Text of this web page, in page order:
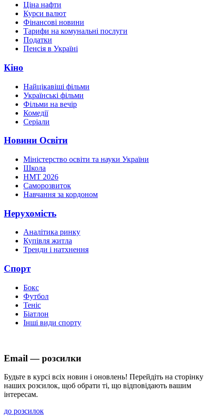
Ціна нафти
Курси валют
Фінансові новини
Тарифи на комунальні послуги
Податки
Пенсія в Україні
Кіно
Найцікавіші фільми
Українські фільми
Фільми на вечір
Комедії
Серіали
Новини Освіти
Міністерство освіти та науки України
Школа
НМТ 2026
Саморозвиток
Навчання за кордоном
Нерухомість
Аналітика ринку
Купівля житла
Тренди і натхнення
Спорт
Бокс
Футбол
Теніс
Біатлон
Інші види спорту
Email — розсилки
Будьте в курсі всіх новин і оновлень! Перейдіть на сторінку
наших розсилок, щоб обрати ті, що відповідають вашим
інтересам.
до розсилок